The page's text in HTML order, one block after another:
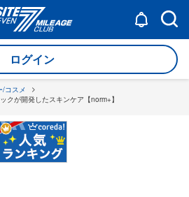
ログイン
/コスメ
クが開発したスキンケア【norm+】